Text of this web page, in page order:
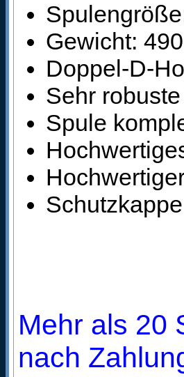
Gewicht:
Doppel-D-
Sehr
Spule
Mehr als 20
nach